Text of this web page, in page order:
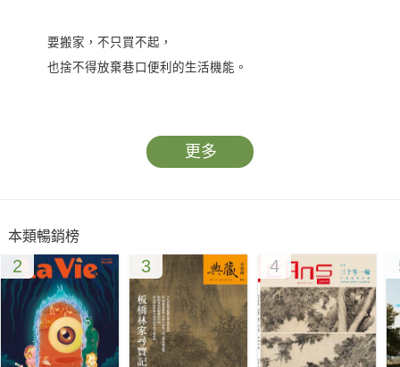
要搬家，不只買不起，
也捨不得放棄巷口便利的生活機能。
修整外牆，讓它可以再強壯30年；
要注意採光、安全、尺度、美感、收納和情感，
還能學到保留舊建材，省錢又美觀，
對症下藥，改造漂亮舒適好宅
把老房子變成好房子！
更多
本類暢銷榜
2 3 4